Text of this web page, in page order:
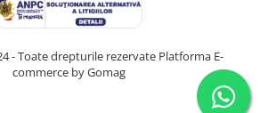
- Toate drepturile rezervate Platforma E-
commerce by Gomag